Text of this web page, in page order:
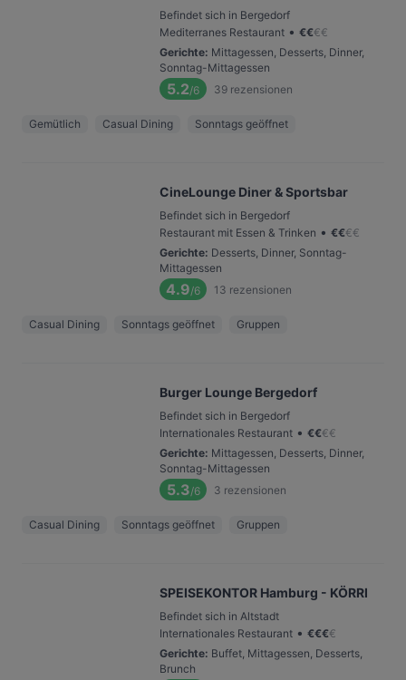
Befindet sich in Bergedorf
Mediterranes Restaurant • €€€€
Gerichte: Mittagessen, Desserts, Dinner,
Sonntag-Mittagessen
5.2/6 39 rezensionen
Gemütlich Casual Dining Sonntags geöffnet
CineLounge Diner & Sportsbar
Befindet sich in Bergedorf
Restaurant mit Essen & Trinken • €€€€
Gerichte: Desserts, Dinner, Sonntag-
Mittagessen
4.9/6 13 rezensionen
Casual Dining Sonntags geöffnet Gruppen
Burger Lounge Bergedorf
Befindet sich in Bergedorf
Internationales Restaurant • €€€€
Gerichte: Mittagessen, Desserts, Dinner,
Sonntag-Mittagessen
5.3/6 3 rezensionen
Casual Dining Sonntags geöffnet Gruppen
SPEISEKONTOR Hamburg - KÖRRI
Befindet sich in Altstadt
Internationales Restaurant • €€€€
Gerichte: Buffet, Mittagessen, Desserts,
Brunch